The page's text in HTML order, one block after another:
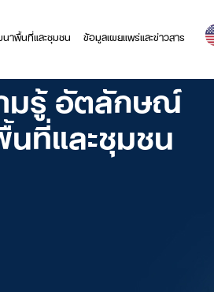
าพื้นที่และชุมชน ข้อมูลเผยแพร่และข่าวสาร
มรู้ อัตลักษณ์
ที่และชุมชน